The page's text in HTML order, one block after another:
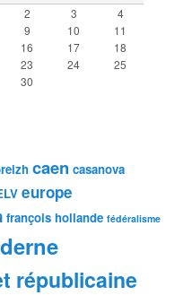
2 3
4
9 10
11
16 17
18
23 24
25
30
caen casanova
europe
françois hollande fédéralisme
républicaine